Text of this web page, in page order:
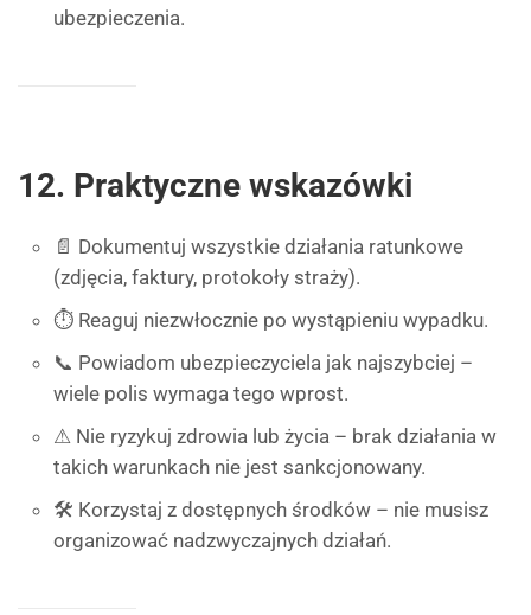
ubezpieczenia.
12. Praktyczne wskazówki
📄 Dokumentuj wszystkie działania ratunkowe
(zdjęcia, faktury, protokoły straży).
⏱ Reaguj niezwłocznie po wystąpieniu wypadku.
📞 Powiadom ubezpieczyciela jak najszybciej –
wiele polis wymaga tego wprost.
⚠ Nie ryzykuj zdrowia lub życia – brak działania w
takich warunkach nie jest sankcjonowany.
🛠 Korzystaj z dostępnych środków – nie musisz
organizować nadzwyczajnych działań.